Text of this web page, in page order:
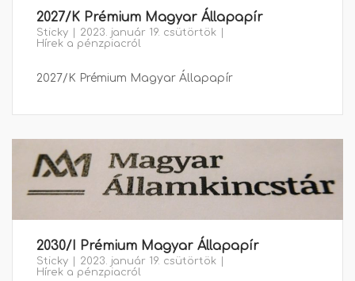
2027/K Prémium Magyar Állapapír
Sticky
2023. január 19. csütörtök
Hírek a pénzpiacról
2027/K Prémium Magyar Állapapír
2030/I Prémium Magyar Állapapír
Sticky
2023. január 19. csütörtök
Hírek a pénzpiacról